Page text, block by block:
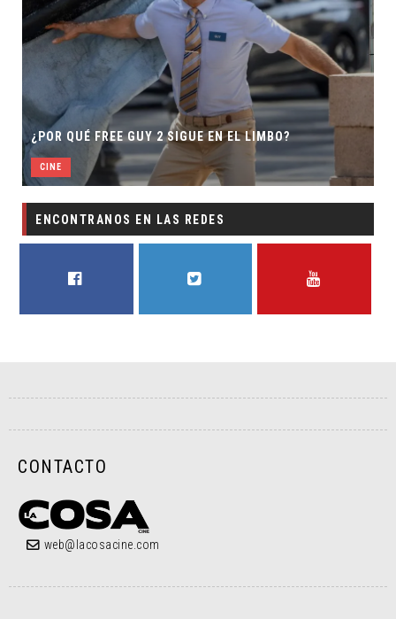
¿POR QUÉ FREE GUY 2 SIGUE EN EL LIMBO?
CINE
ENCONTRANOS EN LAS REDES
CONTACTO
web@lacosacine.com